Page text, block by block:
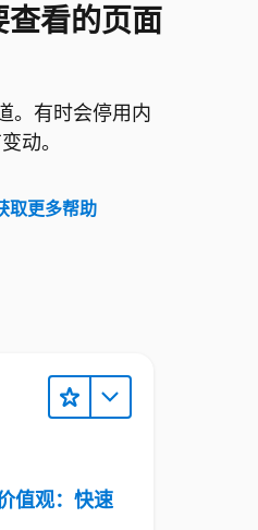
查看的页面
。有时会停用内
动。
取更多帮助